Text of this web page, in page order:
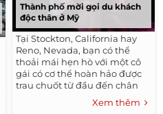
Thành phố mời gọi du khách
độc thân ở Mỹ
Tại Stockton, California hay
Reno, Nevada, bạn có thể
thoải mái hẹn hò với một cô
gái có cơ thể hoàn hảo được
trau chuốt từ đầu đến chân
mà cần lo cho ví tiền của
Xem thêm